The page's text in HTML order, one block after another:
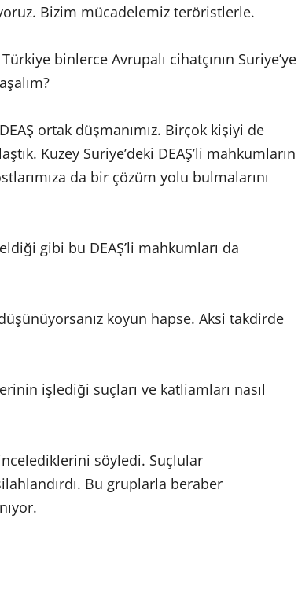
Bizim mücadelemiz teröristlerle.
binlerce Avrupalı cihatçının Suriye’ye
ortak düşmanımız. Birçok kişiyi de
Kuzey Suriye’deki DEAŞ’li mahkumların
da bir çözüm yolu bulmalarını
gibi bu DEAŞ’li mahkumları da
koyun hapse. Aksi takdirde
işlediği suçları ve katliamları nasıl
söyledi. Suçlular
Bu gruplarla beraber